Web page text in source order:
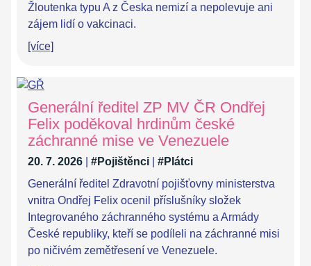
Žloutenka typu A z Česka nemizí a nepolevuje ani
zájem lidí o vakcinaci.
[více]
Generální ředitel ZP MV ČR Ondřej
Felix poděkoval hrdinům české
záchranné mise ve Venezuele
20. 7. 2026 #Pojištěnci
#Plátci
Generální ředitel Zdravotní pojišťovny ministerstva
vnitra Ondřej Felix ocenil příslušníky složek
Integrovaného záchranného systému a Armády
České republiky, kteří se podíleli na záchranné misi
po ničivém zemětřesení ve Venezuele.